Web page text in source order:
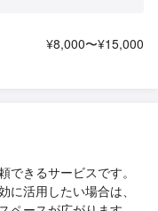
¥8,000〜¥15,000
できるサービスです。
活用したい場合は、